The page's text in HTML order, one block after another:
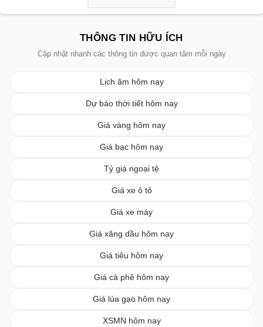
THÔNG TIN HỮU ÍCH
Cập nhật nhanh các thông tin được quan tâm mỗi ngày
Lịch âm hôm nay
Dự báo thời tiết hôm nay
Giá vàng hôm nay
Giá bạc hôm nay
Tỷ giá ngoại tệ
Giá xe ô tô
Giá xe máy
Giá xăng dầu hôm nay
Giá tiêu hôm nay
Giá cà phê hôm nay
Giá lúa gạo hôm nay
XSMN hôm nay